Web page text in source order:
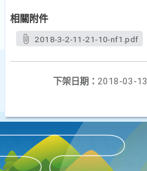
相關附件
2018-3-2-11-21-10-nf1.pdf
下架日期： 2018-03-13